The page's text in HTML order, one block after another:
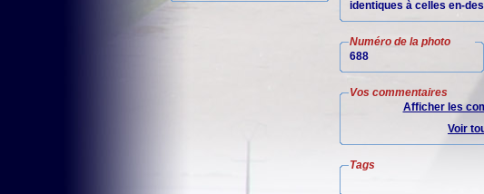
identiques à celles en-
Numéro de la photo
688
Vos commentaires
Afficher les
Voir
Tags